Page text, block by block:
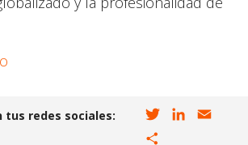
tus redes sociales: